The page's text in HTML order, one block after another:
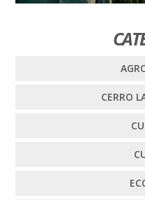
CERRO